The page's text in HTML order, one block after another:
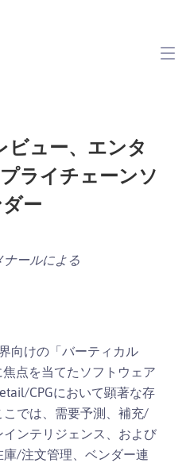
ビュー、エンタ
ライチェーンソ
ー
ールによる
向けの「バーティカル
点を当てたソフトウェア
CPGにおいて顕著な存
では、需要予測、補充/
ンテリジェンス、および
/注文管理、ベンダー連